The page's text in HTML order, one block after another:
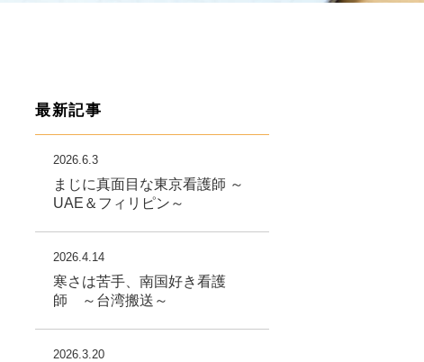
最新記事
2026.6.3
まじに真面目な東京看護師 ～
UAE＆フィリピン～
2026.4.14
寒さは苦手、南国好き看護
師 ～台湾搬送～
2026.3.20